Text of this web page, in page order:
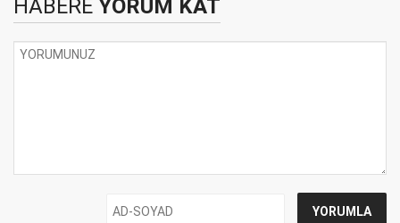
HABERE YORUM KAT